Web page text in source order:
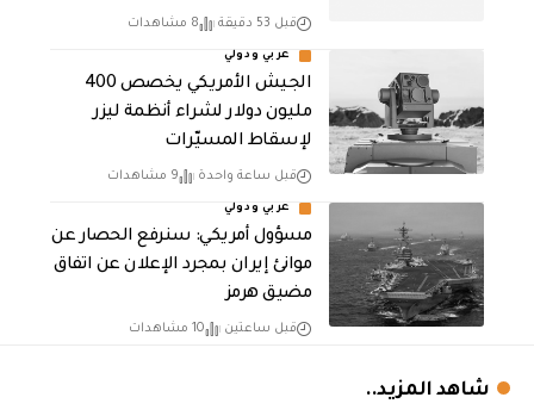
قبل 53 دقيقة 8 مشاهدات
عربي ودولي
الجيش الأمريكي يخصص 400
مليون دولار لشراء أنظمة ليزر
لإسقاط المسيّرات
قبل ساعة واحدة 9 مشاهدات
عربي ودولي
مسؤول أمريكي: سنرفع الحصار عن
موانئ إيران بمجرد الإعلان عن اتفاق
مضيق هرمز
قبل ساعتين 10 مشاهدات
شاهد المزيد..